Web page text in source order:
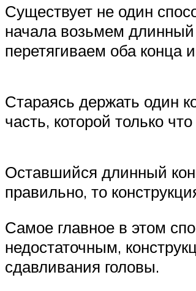
Существует не один
начала возьмем
перетягиваем оба конца
Стараясь держать один
часть, которой только
Оставшийся длинный
правильно, то
Самое главное в этом
недостаточным,
сдавливания головы.